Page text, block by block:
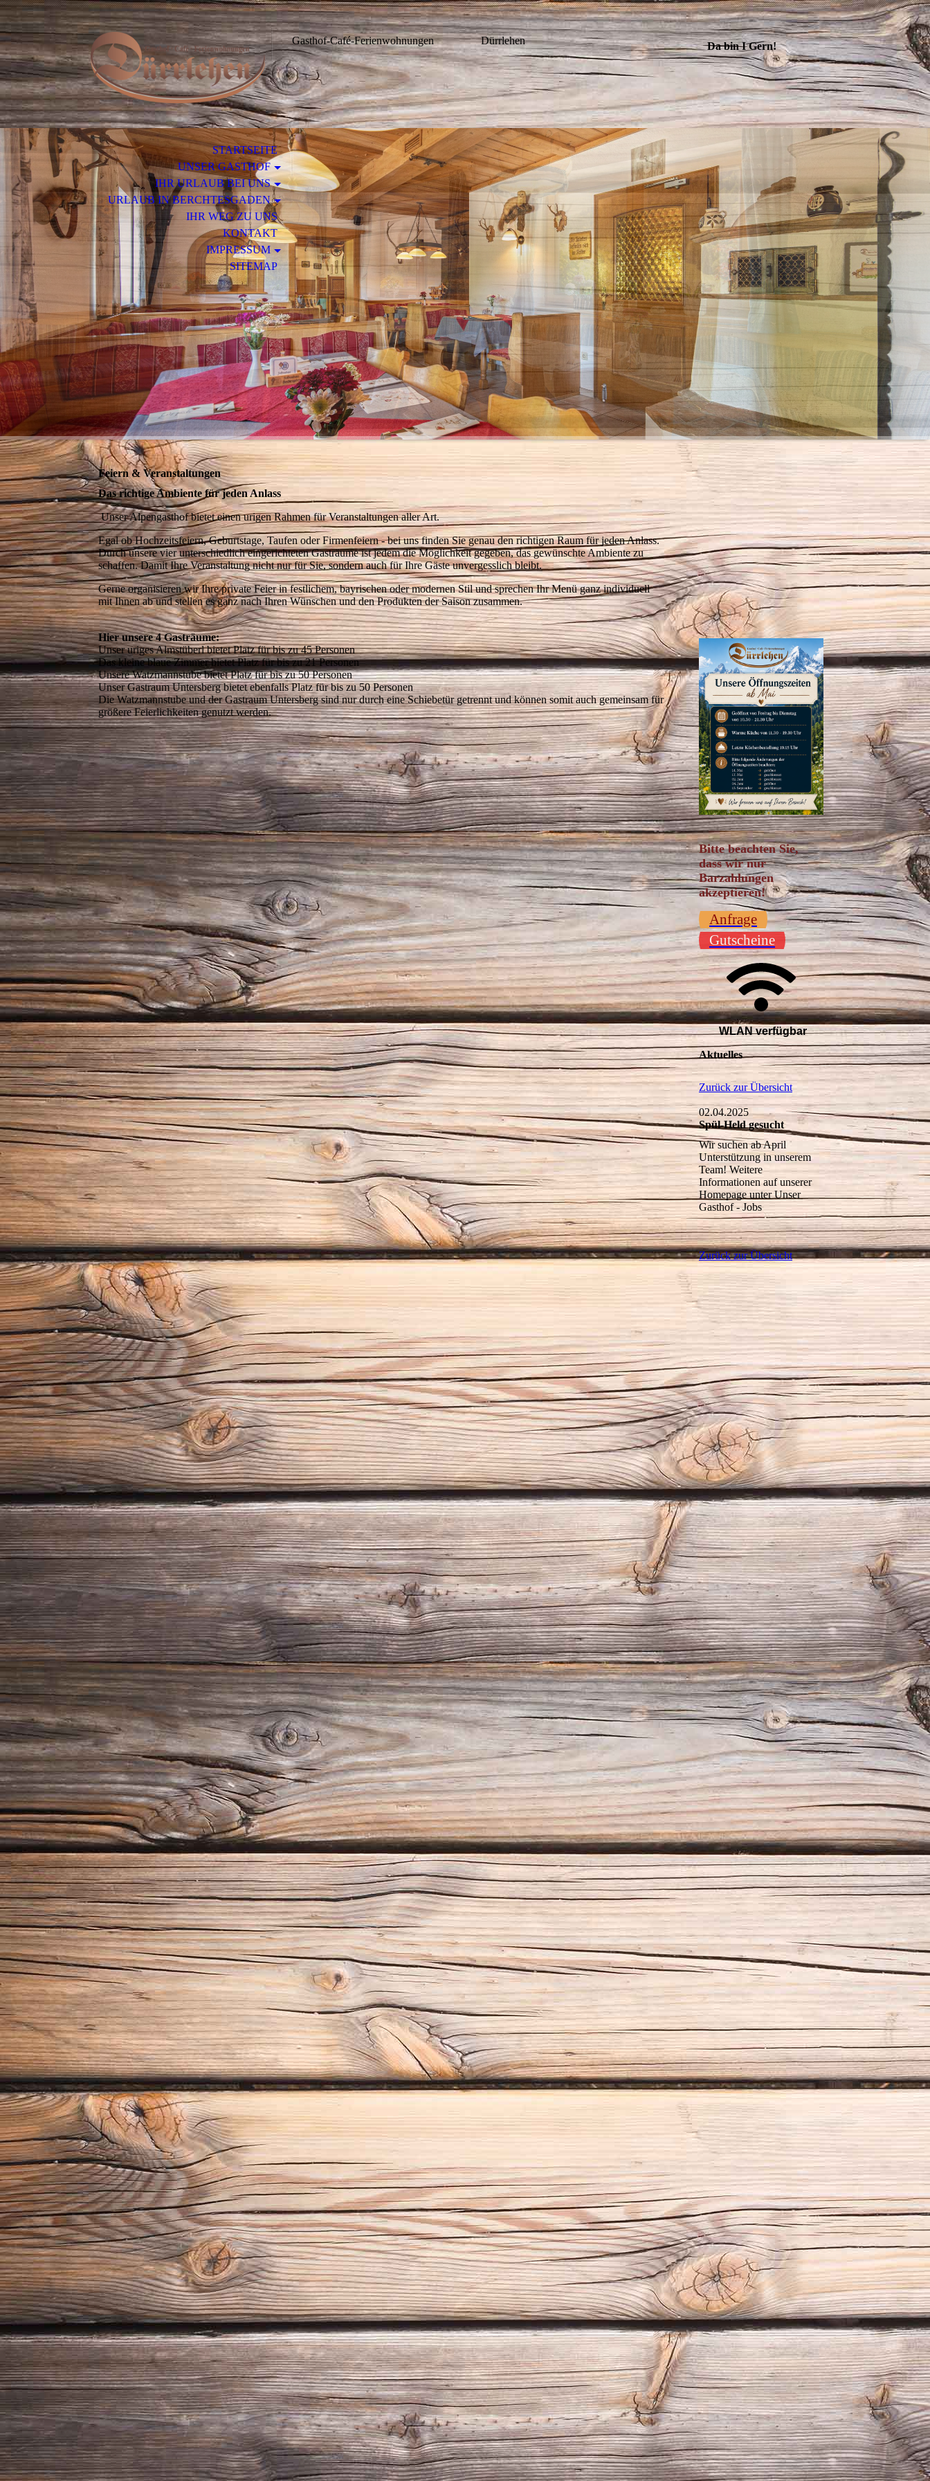
Gasthof-Café-Ferienwohnungen Dürrlehen Da bin I Gern!
STARTSEITE
UNSER GASTHOF
IHR URLAUB BEI UNS
URLAUB IN BERCHTESGADEN
IHR WEG ZU UNS
KONTAKT
IMPRESSUM
SITEMAP
Feiern & Veranstaltungen
Das richtige Ambiente für jeden Anlass
Unser Alpengasthof bietet einen urigen Rahmen für Veranstaltungen aller Art.
Egal ob Hochzeitsfeiern, Geburtstage, Taufen oder Firmenfeiern - bei uns finden Sie genau den richtigen Raum für jeden Anlass.
Durch unsere vier unterschiedlich eingerichteten Gasträume ist jedem die Möglichkeit gegeben, das gewünschte Ambiente zu
schaffen. Damit Ihre Veranstaltung nicht nur für Sie, sondern auch für Ihre Gäste unvergesslich bleibt.
Gerne organisieren wir Ihre private Feier in festlichem, bayrischen oder modernen Stil und sprechen Ihr Menü ganz individuell
mit Ihnen ab und stellen es ganz nach Ihren Wünschen und den Produkten der Saison zusammen.
Hier unsere 4 Gasträume:
Unser uriges Almstüberl bietet Platz für bis zu 45 Personen
Das kleine blaue Zimmer bietet Platz für bis zu 21 Personen
Unsere Watzmannstube bietet Platz für bis zu 50 Personen
Unser Gastraum Untersberg bietet ebenfalls Platz für bis zu 50 Personen
Die Watzmannstube und der Gastraum Untersberg sind nur durch eine Schiebetür getrennt und können somit auch gemeinsam für
größere Feierlichkeiten genutzt werden.
Almstüberl
Almstüberl2
blaues Zimmer
Blaues Zimmer2
Speisekarten
Bitte beachten Sie,
dass wir nur
Barzahlungen
akzeptieren!
Anfrage
Gutscheine
WLAN verfügbar
Aktuelles
Zurück zur Übersicht
02.04.2025
Spül-Held gesucht
Wir suchen ab April
Unterstützung in unserem
Team! Weitere
Informationen auf unserer
Homepage unter Unser
Gasthof - Jobs
Zurück zur Übersicht